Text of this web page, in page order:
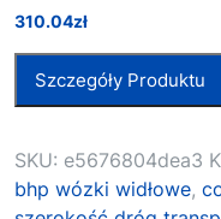
310.04zł
Szczegóły Produktu
SKU: e5676804dea3
bhp wózki widłowe,